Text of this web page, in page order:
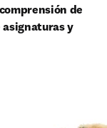
de
asignaturas y